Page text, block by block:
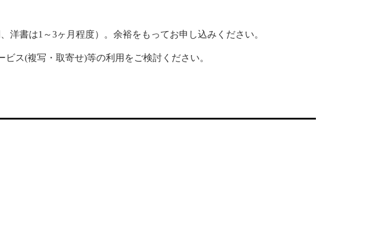
書は1～3ヶ月程度）。余裕をもってお申し込みください。
ス(複写・取寄せ)等の利用をご検討ください。